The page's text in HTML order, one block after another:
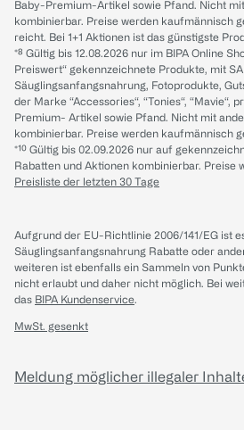
Baby-Premium-Artikel sowie Pfand. Nicht
kombinierbar. Preise werden kaufmännisch
reicht. Bei 1+1 Aktionen ist das günstigste
*⁸ Gültig bis 12.08.2026 nur im BIPA Online
Preiswert“ gekennzeichnete Produkte, mit
Säuglingsanfangsnahrung, Fotoprodukte,
der Marke “Accessories“, “Tonies“, “Mavie“,
Premium- Artikel sowie Pfand. Nicht mit
kombinierbar. Preise werden kaufmännisch
*¹⁰ Gültig bis 02.09.2026 nur auf
Rabatten und Aktionen kombinierbar. Preise
Preisliste der letzten 30 Tage
Aufgrund der EU-Richtlinie 2006/141/EG ist
Säuglingsanfangsnahrung Rabatte oder
weiteren ist ebenfalls ein Sammeln von
nicht erlaubt und daher nicht möglich. Bei
das BIPA Kundenservice.
MwSt. gesenkt
Meldung möglicher illegaler